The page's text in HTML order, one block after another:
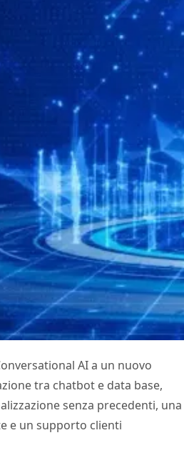
AI a un nuovo
tra chatbot e data base,
senza precedenti, una
e un supporto clienti